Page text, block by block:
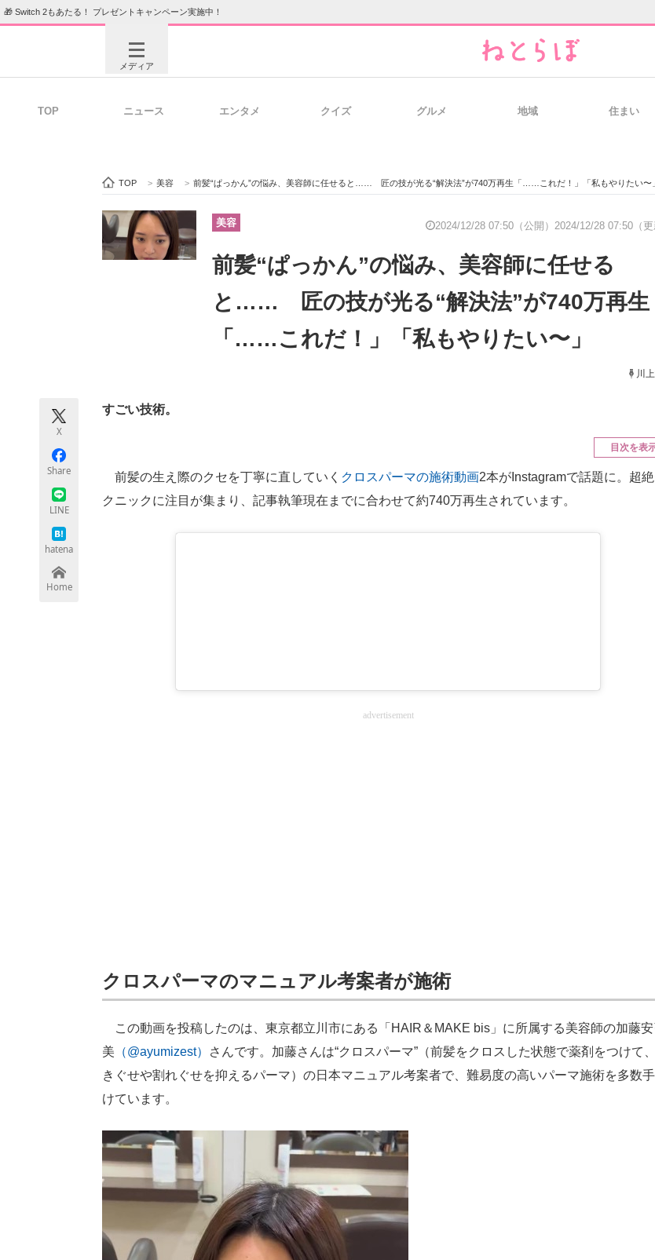
🎁 Switch 2もあたる！ プレゼントキャンペーン実施中！
メディア
ビジネスと働き方のヒント 経
企業向けIT製品の総合サイト IT製品の技術・比較・事例 製
TOP ニュース エンタメ クイズ グルメ 地域 住まい
TOP > 美容 > 前髪“ぱっかん”の悩み、美容師に任せると…… 匠の技が光る“解決法”が740万再生「……これだ！」「私もやりたい〜」
美容 2024/12/28 07:50（公開） 2024/12/28 07:50（更
前髪“ぱっかん”の悩み、美容師に任せる
と…… 匠の技が光る“解決法”が740万再生
「……これだ！」「私もやりたい〜」
川
X
Share
LINE
hatena
Home
すごい技術。
目次を表
前髪の生え際のクセを丁寧に直していく クロスパーマの施術動画2本がInstagramで話題に。超
クニックに注目が集まり、記事執筆現在までに合わせて約740万再生されています。
advertisement
クロスパーマのマニュアル考案者が施術
この動画を投稿したのは、東京都立川市にある「HAIR＆MAKE bis」に所属する美容師の加藤安
美 （@ayumizest）
さんです。加藤さんは“クロスパーマ”（前髪をクロスした状態で薬剤をつけて
きぐせや割れぐせを抑えるパーマ）の日本マニュアル考案者で、難易度の高いパーマ施術を多数
けています。